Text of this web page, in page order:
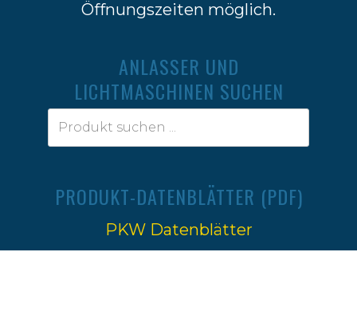
Öffnungszeiten möglich.
ANLASSER UND
LICHTMASCHINEN SUCHEN
PRODUKT-DATENBLÄTTER (PDF)
PKW Datenblätter